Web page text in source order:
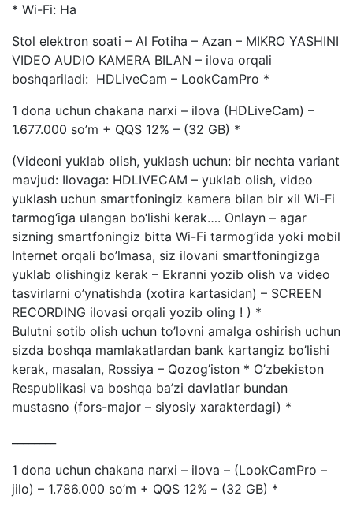
* Wi-Fi: Ha
Stol elektron soati – Al Fotiha – Azan – MIKRO YASHINI
VIDEO AUDIO KAMERA BILAN – ilova orqali
boshqariladi: HDLiveCam – LookCamPro *
1 dona uchun chakana narxi – ilova (HDLiveCam) –
1.677.000 so’m + QQS 12% – (32 GB) *
(Videoni yuklab olish, yuklash uchun: bir nechta variant
mavjud: Ilovaga: HDLIVECAM – yuklab olish, video
yuklash uchun smartfoningiz kamera bilan bir xil Wi-Fi
tarmog‘iga ulangan bo‘lishi kerak…. Onlayn – agar
sizning smartfoningiz bitta Wi-Fi tarmog’ida yoki mobil
Internet orqali bo’lmasa, siz ilovani smartfoningizga
yuklab olishingiz kerak – Ekranni yozib olish va video
tasvirlarni o’ynatishda (xotira kartasidan) – SCREEN
RECORDING ilovasi orqali yozib oling ! ) *
Bulutni sotib olish uchun to’lovni amalga oshirish uchun
sizda boshqa mamlakatlardan bank kartangiz bo’lishi
kerak, masalan, Rossiya – Qozog’iston * O’zbekiston
Respublikasi va boshqa ba’zi davlatlar bundan
mustasno (fors-major – siyosiy xarakterdagi) *
1 dona uchun chakana narxi – ilova – (LookCamPro –
jilo) – 1.786.000 so’m + QQS 12% – (32 GB) *